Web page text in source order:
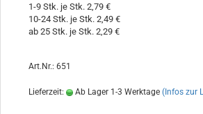
1-9 Stk. je Stk. 2,79 €
10-24 Stk. je Stk. 2,49 €
ab 25 Stk. je Stk. 2,29 €
Art.Nr.: 651
Lieferzeit: Ab Lager 1-3 Werktage (Infos zur